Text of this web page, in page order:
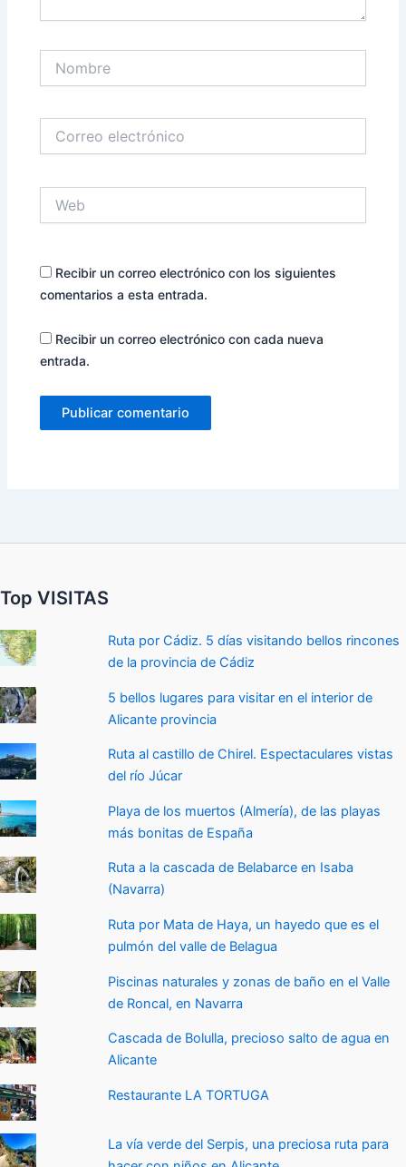
electrónico
Recibir un correo electrónico con los siguientes
comentarios a esta entrada.
Recibir un correo electrónico con cada nueva
entrada.
Top VISITAS
Ruta por Cádiz. 5 días visitando bellos rincones
de la provincia de Cádiz
5 bellos lugares para visitar en el interior de
Alicante provincia
Ruta al castillo de Chirel. Espectaculares vistas
del río Júcar
Playa de los muertos (Almería), de las playas
más bonitas de España
Ruta a la cascada de Belabarce en Isaba
(Navarra)
Ruta por Mata de Haya, un hayedo que es el
pulmón del valle de Belagua
Piscinas naturales y zonas de baño en el Valle
de Roncal, en Navarra
Cascada de Bolulla, precioso salto de agua en
Alicante
Restaurante LA TORTUGA
La vía verde del Serpis, una preciosa ruta para